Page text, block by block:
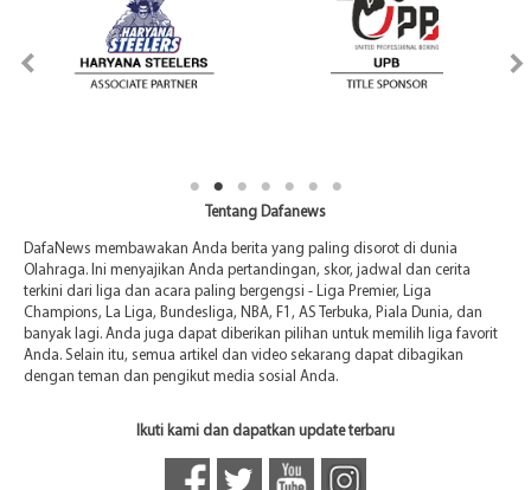
Tentang Dafanews
DafaNews membawakan Anda berita yang paling disorot di dunia
Olahraga. Ini menyajikan Anda pertandingan, skor, jadwal dan cerita
terkini dari liga dan acara paling bergengsi - Liga Premier, Liga
Champions, La Liga, Bundesliga, NBA, F1, AS Terbuka, Piala Dunia, dan
banyak lagi. Anda juga dapat diberikan pilihan untuk memilih liga favorit
Anda. Selain itu, semua artikel dan video sekarang dapat dibagikan
dengan teman dan pengikut media sosial Anda.
Ikuti kami dan dapatkan update terbaru